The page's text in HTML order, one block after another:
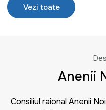
Vezi toate
Anenii
Consiliul raional Anenii